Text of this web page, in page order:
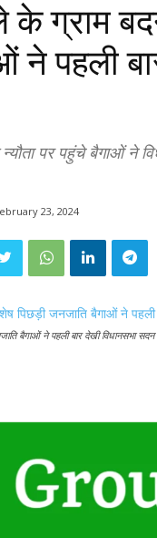
के ग्राम
ने पहली
पर पहुंचे बैगाओं ने
23, 2024
बैगाओं ने पहली बार देखी विधानसभा सदन